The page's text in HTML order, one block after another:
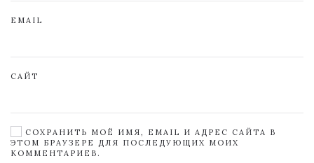
EMAIL
САЙТ
СОХРАНИТЬ МОЁ ИМЯ, EMAIL И АДРЕС САЙТА В
ЭТОМ БРАУЗЕРЕ ДЛЯ ПОСЛЕДУЮЩИХ МОИХ
КОММЕНТАРИЕВ.